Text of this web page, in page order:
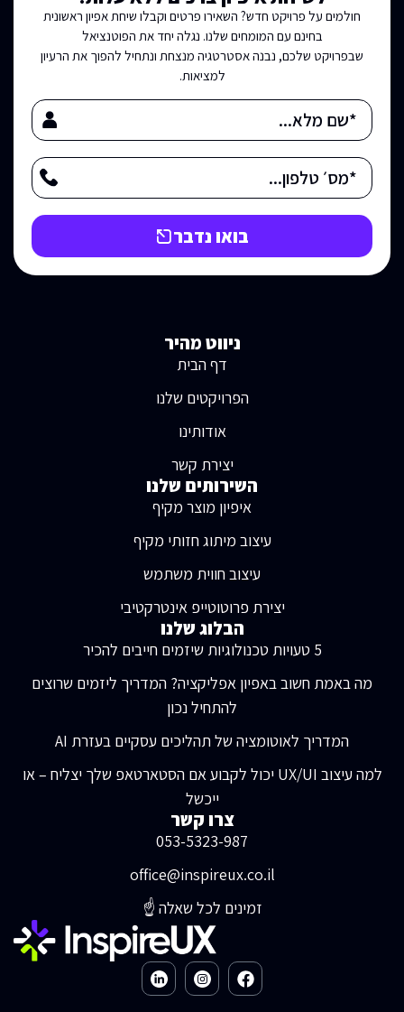
חולמים על פרויקט חדש? השאירו פרטים וקבלו שיחת אפיון ראשונית
בחינם עם המומחים שלנו. נגלה יחד את הפוטנציאל
שבפרויקט שלכם, נבנה אסטרטגיה מנצחת ונתחיל להפוך את הרעיון
למציאות.
בואו נדבר
ניווט מהיר
דף הבית
הפרויקטים שלנו
אודותינו
יצירת קשר
השירותים שלנו
איפיון מוצר מקיף
עיצוב מיתוג חזותי מקיף
עיצוב חווית משתמש
יצירת פרוטוטייפ אינטרקטיבי
הבלוג שלנו
5 טעויות טכנולוגיות שיזמים חייבים להכיר
מה באמת חשוב באפיון אפליקציה? המדריך ליזמים שרוצים
להתחיל נכון
המדריך לאוטומציה של תהליכים עסקיים בעזרת AI
למה עיצוב UX/UI יכול לקבוע אם הסטארטאפ שלך יצליח – או
ייכשל
צרו קשר
053-5323-987
office@inspireux.co.il
זמינים לכל שאלה ☝️